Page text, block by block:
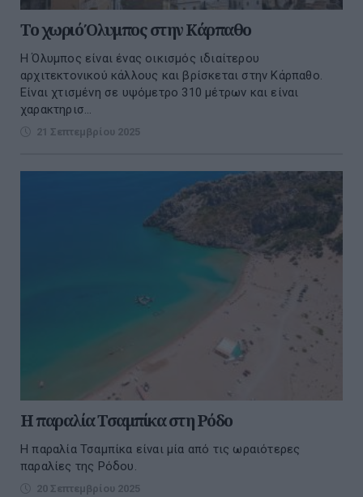
To χωριό Όλυμπος στην Κάρπαθο
Η Όλυμπος είναι ένας οικισμός ιδιαίτερου
αρχιτεκτονικού κάλλους και βρίσκεται στην Κάρπαθο.
Είναι χτισμένη σε υψόμετρο 310 μέτρων και είναι
χαρακτηρισ...
21 Σεπτεμβρίου 2025
H παραλία Τσαμπίκα στη Ρόδο
Η παραλία Τσαμπίκα είναι μία από τις ωραιότερες
παραλίες της Ρόδου.
20 Σεπτεμβρίου 2025